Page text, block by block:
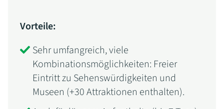
Vorteile:
Sehr umfangreich, viele
Kombinationsmöglichkeiten: Freier
Eintritt zu Sehenswürdigkeiten und
Museen (+30 Attraktionen enthalten).